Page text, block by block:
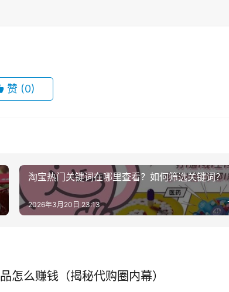
赞 (0)
淘宝热门关键词在哪里查看？如何筛选关键词？
2026年3月20日 23:13
怎么赚钱（揭秘代购圈内幕）